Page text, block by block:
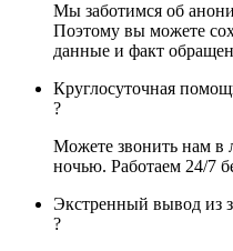
Мы заботимся об
Поэтому вы можете
данные и факт
Круглосуточная
?
Можете звонить нам в
ночью. Работаем 24/7
Экстренный вывод из
?